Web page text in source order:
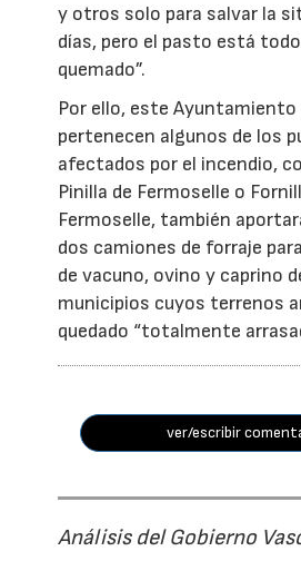
y otros solo para salvar la
días, pero el pasto está
quemado”.
Por ello, este Ayuntamiento
pertenecen algunos de los
afectados por el incendio,
Pinilla de Fermoselle o
Fermoselle, también
dos camiones de forraje
de vacuno, ovino y caprino
municipios cuyos terrenos
quedado “totalmente
ver/escribir
Análisis del Gobierno